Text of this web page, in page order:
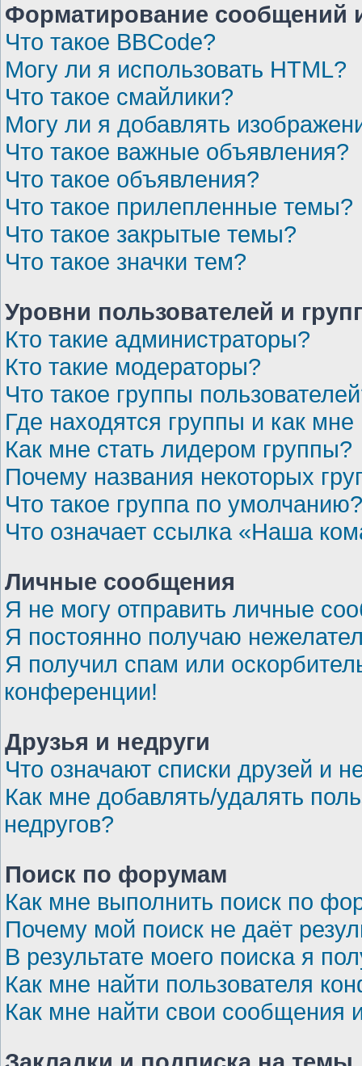
Форматирование сообщений
Что такое BBCode?
Могу ли я использовать HTML?
Что такое смайлики?
Могу ли я добавлять
Что такое важные объявления?
Что такое объявления?
Что такое прилепленные темы?
Что такое закрытые темы?
Что такое значки тем?
Уровни пользователей и
Кто такие администраторы?
Кто такие модераторы?
Что такое группы
Где находятся группы и как мне
Как мне стать лидером группы?
Почему названия некоторых
Что такое группа по умолчанию?
Что означает ссылка «Наша
Личные сообщения
Я не могу отправить личные
Я постоянно получаю
Я получил спам или
конференции!
Друзья и недруги
Что означают списки друзей и
Как мне добавлять/удалять
недругов?
Поиск по форумам
Как мне выполнить поиск по
Почему мой поиск не даёт
В результате моего поиска я
Как мне найти пользователя
Как мне найти свои сообщения